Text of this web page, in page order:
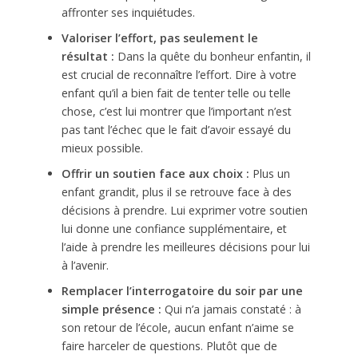
affronter ses inquiétudes.
Valoriser l’effort, pas seulement le
résultat : Dans la quête du bonheur enfantin, il
est crucial de reconnaître l’effort. Dire à votre
enfant qu’il a bien fait de tenter telle ou telle
chose, c’est lui montrer que l’important n’est
pas tant l’échec que le fait d’avoir essayé du
mieux possible.
Offrir un soutien face aux choix : Plus un
enfant grandit, plus il se retrouve face à des
décisions à prendre. Lui exprimer votre soutien
lui donne une confiance supplémentaire, et
l’aide à prendre les meilleures décisions pour lui
à l’avenir.
Remplacer l’interrogatoire du soir par une
simple présence : Qui n’a jamais constaté : à
son retour de l’école, aucun enfant n’aime se
faire harceler de questions. Plutôt que de